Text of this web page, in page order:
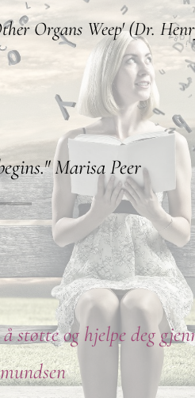
Organs Weep' (Dr.
Marisa Peer
og hjelpe deg